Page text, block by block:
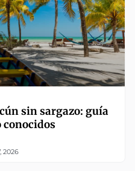
sin sargazo: guía
conocidos
2026